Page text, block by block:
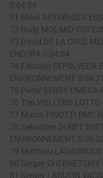
0:04:04
71 Mikel ASTARLOZA
72 Rudy MOLARD
73 David DE LA CRUZ
ENDURA 0:04:04
74 Eduardo SEPULVEDA
ENVIRONNEMENT 0:04:31
75 Pieter SERRY OMEGA
76 Tim WELLENS
77 Marco PINOTTI BMC
78 Sebastien DURET
ENVIRONNEMENT
79 Matthieu
80 Sergey
81 Sergey LAGUTIN